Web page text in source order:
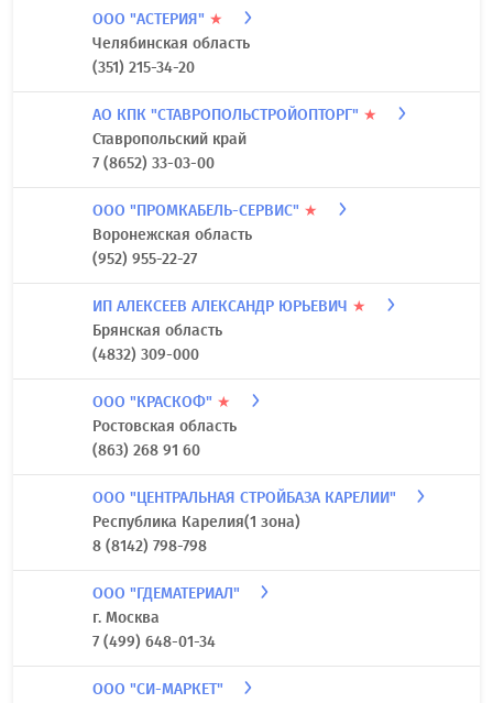
ООО "АСТЕРИЯ" ★
Челябинская область
(351) 215-34-20
АО КПК "СТАВРОПОЛЬСТРОЙОПТОРГ" ★
Ставропольский край
7 (8652) 33-03-00
ООО "ПРОМКАБЕЛЬ-СЕРВИС" ★
Воронежская область
(952) 955-22-27
ИП АЛЕКСЕЕВ АЛЕКСАНДР ЮРЬЕВИЧ ★
Брянская область
(4832) 309-000
ООО "КРАСКОФ" ★
Ростовская область
(863) 268 91 60
ООО "ЦЕНТРАЛЬНАЯ СТРОЙБАЗА КАРЕЛИИ"
Республика Карелия(1 зона)
8 (8142) 798-798
ООО "ГДЕМАТЕРИАЛ"
г. Москва
7 (499) 648-01-34
ООО "СИ-МАРКЕТ"